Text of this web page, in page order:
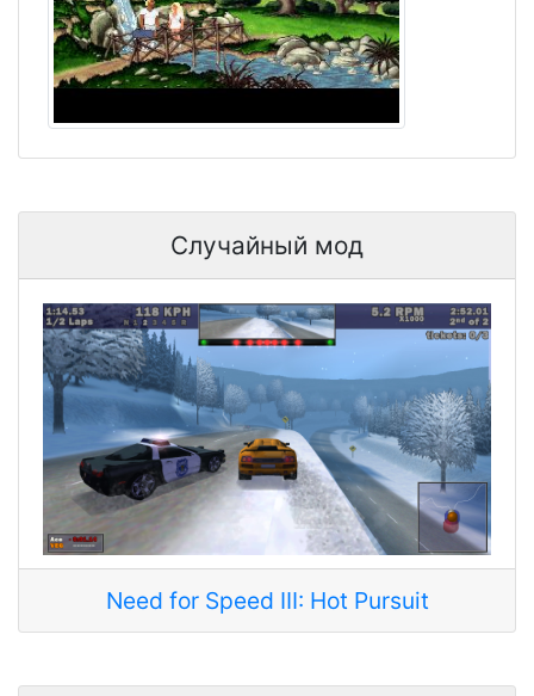
Случайный мод
Need for Speed III: Hot Pursuit